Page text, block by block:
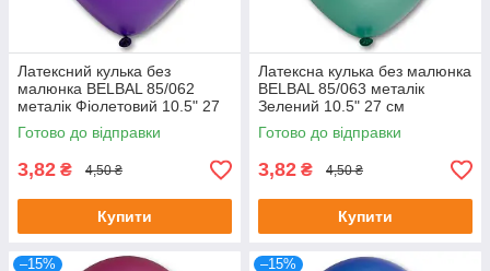
Латексний кулька без
малюнка BELBAL 85/062
металік Фіолетовий 10.5" 27
см
Готово до відправки
3,82 ₴ 4,50 ₴
Купити
Латексна кулька без малюнка
BELBAL 85/063 металік
Зелений 10.5" 27 см
Готово до відправки
3,82 ₴ 4,50 ₴
Купити
–15% –15%